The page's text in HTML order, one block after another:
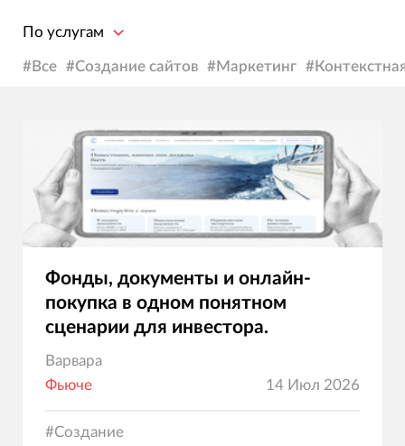
Подробное описание внутренней «кухни»
поможет вам разобраться в процессах и сделать
По услугам
#Все #Создание сайтов #Маркетинг #
Фонды, документы и онлайн-
покупка в одном понятном
сценарии для инвестора.
Варвара
Фьюче
14 Июл 2026
#Создание